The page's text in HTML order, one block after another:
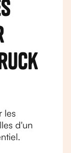
les
d'un